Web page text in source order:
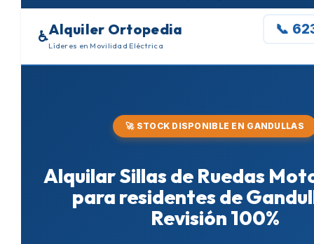
♿Alquiler Ortopedia
Líderes en Movilidad Eléctrica
📞
🚀 STOCK DISPONIBLE EN GANDULLAS
Alquilar Sillas de Ruedas
para residentes de
Revisión 100%